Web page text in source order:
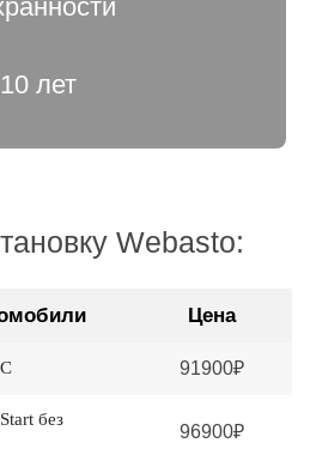
лет
Webasto:
Цена
91900₽
без
96900₽